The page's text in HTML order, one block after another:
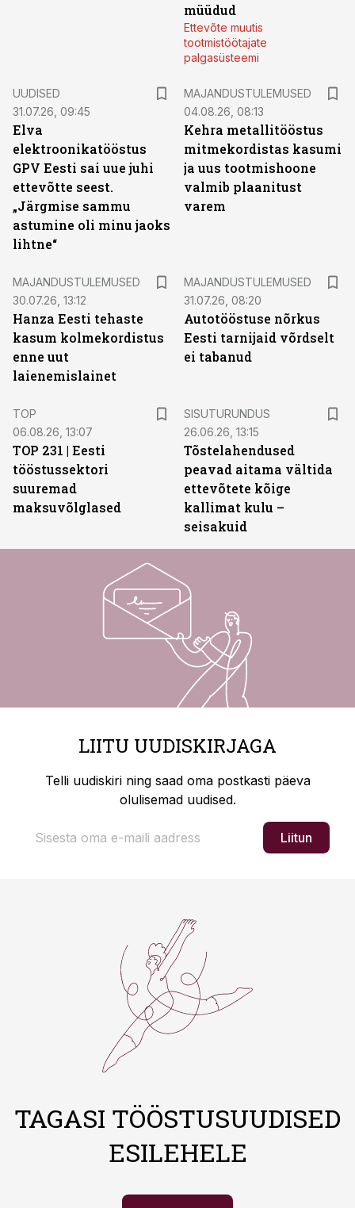
müüdud
Ettevõte muutis
tootmistöötajate
palgasüsteemi
UUDISED
31.07.26, 09:45
Elva
elektroonikatööstus
GPV Eesti sai uue juhi
ettevõtte seest.
„Järgmise sammu
astumine oli minu jaoks
lihtne“
MAJANDUSTULEMUSED
04.08.26, 08:13
Kehra metallitööstus
mitmekordistas kasumi
ja uus tootmishoone
valmib plaanitust
varem
MAJANDUSTULEMUSED
30.07.26, 13:12
Hanza Eesti tehaste
kasum kolmekordistus
enne uut
laienemislainet
MAJANDUSTULEMUSED
31.07.26, 08:20
Autotööstuse nõrkus
Eesti tarnijaid võrdselt
ei tabanud
TOP
06.08.26, 13:07
TOP 231 | Eesti
tööstussektori
suuremad
maksuvõlglased
SISUTURUNDUS
26.06.26, 13:15
Tõstelahendused
peavad aitama vältida
ettevõtete kõige
kallimat kulu –
seisakuid
LIITU UUDISKIRJAGA
Telli uudiskiri ning saad oma postkasti päeva
olulisemad uudised.
Liitun
TAGASI TÖÖSTUSUUDISED
ESILEHELE